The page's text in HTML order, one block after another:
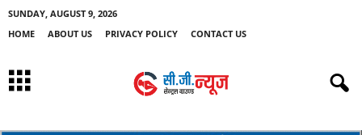
SUNDAY, AUGUST 9, 2026
HOME
ABOUT US PRIVACY POLICY CONTACT US